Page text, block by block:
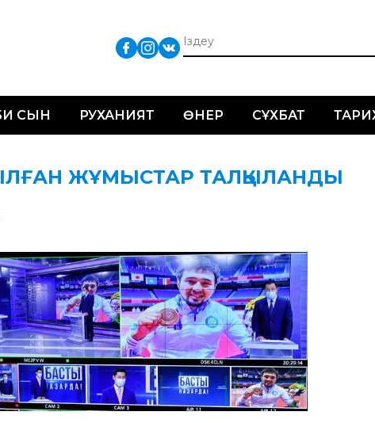
СЫН РУХАНИЯТ ӨНЕР СҰХБАТ
ЖҰМЫСТАР ТАЛҚЫЛАНДЫ